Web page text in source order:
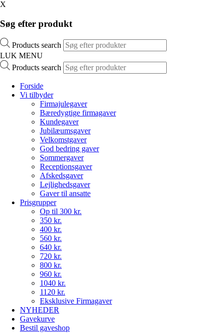
X
Søg efter produkt
Products search
LUK MENU
Products search
Forside
Vi tilbyder
Firmajulegaver
Bæredygtige firmagaver
Kundegaver
Jubilæumsgaver
Velkomstgaver
God bedring gaver
Sommergaver
Receptionsgaver
Afskedsgaver
Lejlighedsgaver
Gaver til ansatte
Prisgrupper
Op til 300 kr.
350 kr.
400 kr.
560 kr.
640 kr.
720 kr.
800 kr.
960 kr.
1040 kr.
1120 kr.
Eksklusive Firmagaver
NYHEDER
Gavekurve
Bestil gaveshop